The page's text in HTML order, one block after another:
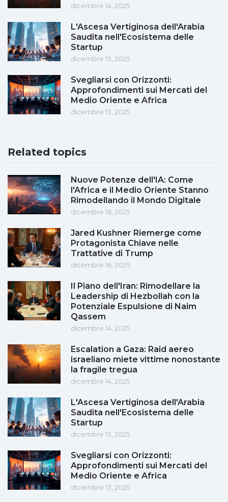
dicembre 14, 2025
L'Ascesa Vertiginosa dell'Arabia
Saudita nell'Ecosistema delle
Startup
dicembre 13, 2025
Svegliarsi con Orizzonti:
Approfondimenti sui Mercati del
Medio Oriente e Africa
dicembre 13, 2025
Related topics
Nuove Potenze dell'IA: Come
l'Africa e il Medio Oriente Stanno
Rimodellando il Mondo Digitale
dicembre 16, 2025
Jared Kushner Riemerge come
Protagonista Chiave nelle
Trattative di Trump
dicembre 16, 2025
Il Piano dell'Iran: Rimodellare la
Leadership di Hezbollah con la
Potenziale Espulsione di Naim
Qassem
dicembre 14, 2025
Escalation a Gaza: Raid aereo
israeliano miete vittime nonostante
la fragile tregua
dicembre 14, 2025
L'Ascesa Vertiginosa dell'Arabia
Saudita nell'Ecosistema delle
Startup
dicembre 13, 2025
Svegliarsi con Orizzonti:
Approfondimenti sui Mercati del
Medio Oriente e Africa
dicembre 13, 2025